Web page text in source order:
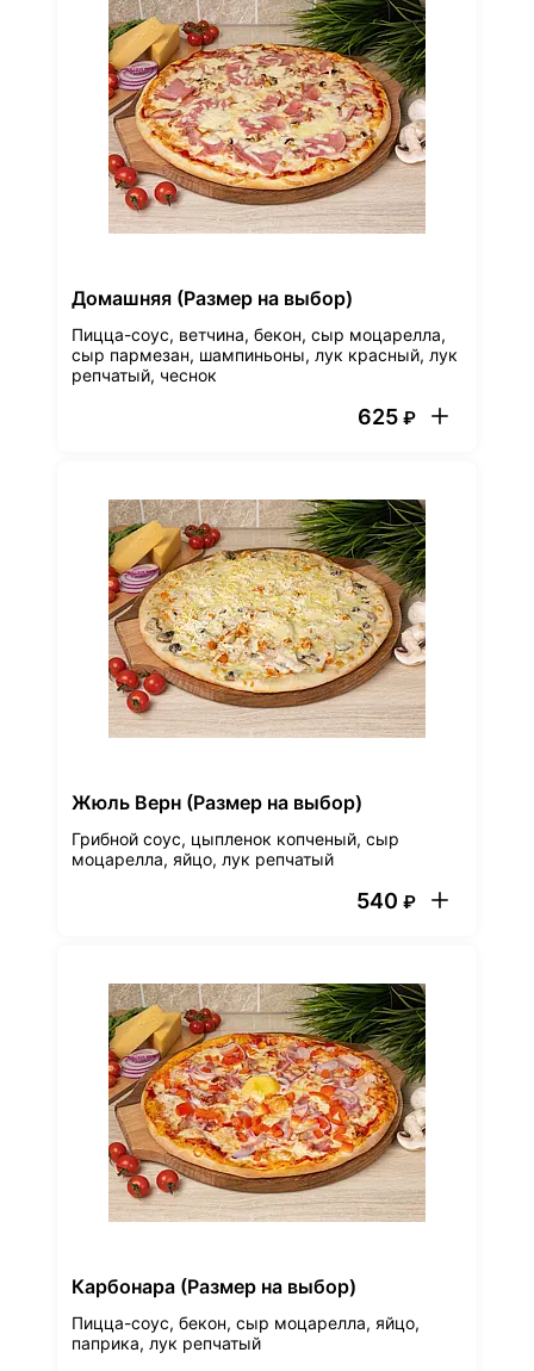
Домашняя (Размер на выбор)
Пицца-соус, ветчина, бекон, сыр моцарелла,
сыр пармезан, шампиньоны, лук красный, лук
репчатый, чеснок
625 ₽
Жюль Верн (Размер на выбор)
Грибной соус, цыпленок копченый, сыр
моцарелла, яйцо, лук репчатый
540 ₽
Карбонара (Размер на выбор)
Пицца-соус, бекон, сыр моцарелла, яйцо,
паприка, лук репчатый